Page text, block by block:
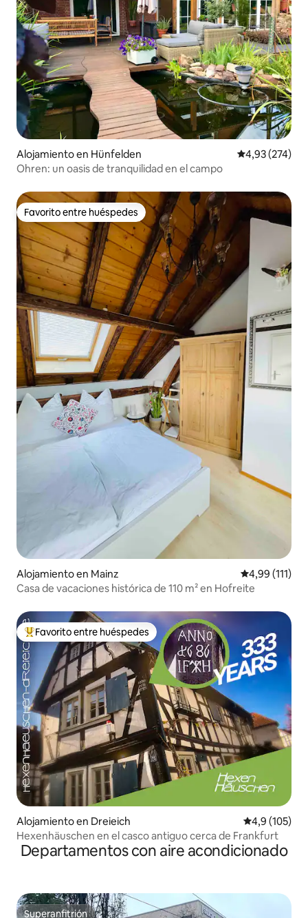
Alojamiento en Hünfelden Calificación
4,93 (274)
Ohren: un oasis de tranquilidad en el campo
Favorito entre huéspedes
Favorito entre huéspedes
Alojamiento en Mainz Calificación
4,99 (111)
Casa de vacaciones histórica de 110 m² en Hofreite
Favorito entre los huéspedes más destacados
Favorito entre huéspedes
Alojamiento en Dreieich Calificación
4,9 (105)
Hexenhäuschen en el casco antiguo cerca de Frankfurt
Departamentos con aire acondicionado
Superanfitrión